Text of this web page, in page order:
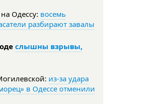
Одессу: восемь
разбирают завалы
слышны взрывы,
из-за удара
в Одессе отменили